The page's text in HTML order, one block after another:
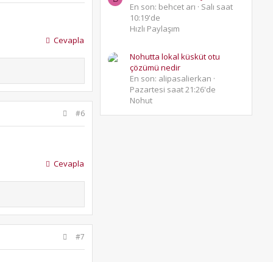
Cevapla
#6
Cevapla
#7
En son: behcet arı
Salı saat
10:19'de
Hızlı Paylaşım
Nohutta lokal küsküt otu
çözümü nedir
En son: alipasalierkan
Pazartesi saat 21:26'de
Nohut